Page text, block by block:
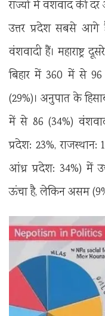
राज्यों में वंशवाद की
उत्तर प्रदेश सबसे आगे
वंशवादी हैं। महाराष्ट्र
बिहार में 360 में से
(29%)। अनुपात के
में से 86 (34%)
प्रदेश: 23%,
आंध्र प्रदेश: 34%) में
ऊंचा है, लेकिन असम